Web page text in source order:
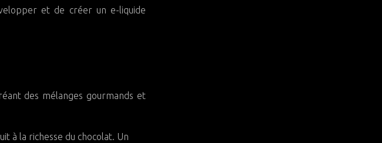
et de créer un e-liquide
des mélanges gourmands et
à la richesse du chocolat. Un